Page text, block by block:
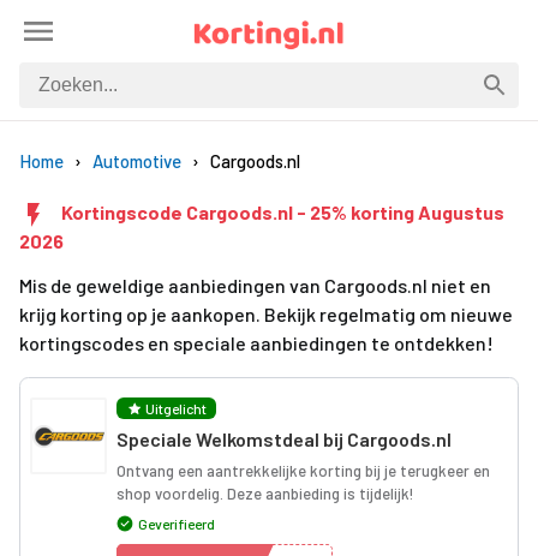
Home Automotive Cargoods.nl
Kortingscode Cargoods.nl - 25% korting Augustus
2026
Mis de geweldige aanbiedingen van Cargoods.nl niet en
krijg korting op je aankopen. Bekijk regelmatig om nieuwe
kortingscodes en speciale aanbiedingen te ontdekken!
Uitgelicht
Speciale Welkomstdeal bij Cargoods.nl
Ontvang een aantrekkelijke korting bij je terugkeer en
shop voordelig. Deze aanbieding is tijdelijk!
Geverifieerd